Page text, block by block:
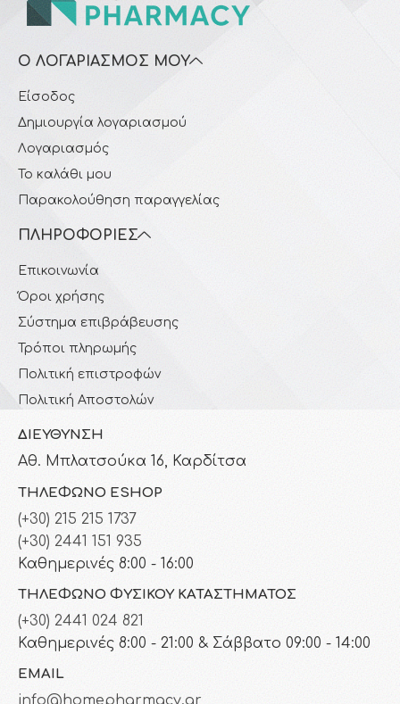
Ο ΛΟΓΑΡΙΑΣΜΌΣ ΜΟΥ
Είσοδος
Δημιουργία λογαριασμού
Λογαριασμός
Το καλάθι μου
Παρακολούθηση παραγγελίας
ΠΛΗΡΟΦΟΡΊΕΣ
Επικοινωνία
Όροι χρήσης
Σύστημα επιβράβευσης
Τρόποι πληρωμής
Πολιτική επιστροφών
Πολιτική Αποστολών
ΔΙΕΎΘΥΝΣΗ
Αθ. Μπλατσούκα 16, Καρδίτσα
ΤΗΛΈΦΩΝΟ ESHOP
(+30) 215 215 1737
(+30) 2441 151 935
Καθημερινές 8:00 - 16:00
ΤΗΛΈΦΩΝΟ ΦΥΣΙΚΟΎ ΚΑΤΑΣΤΉΜΑΤΟΣ
(+30) 2441 024 821
Καθημερινές 8:00 - 21:00 & Σάββατο 09:00 - 14:00
EMAIL
info@homepharmacy.gr